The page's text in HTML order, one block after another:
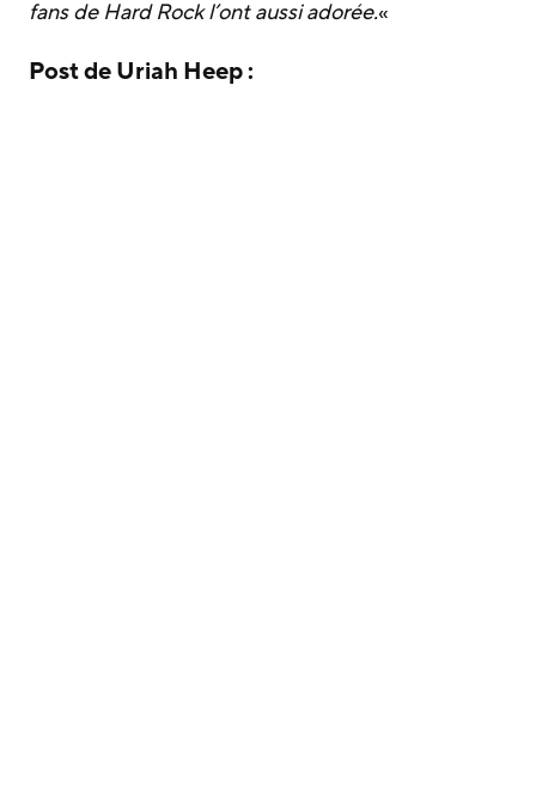
fans de Hard Rock l’ont aussi adorée.«
Post de Uriah Heep :